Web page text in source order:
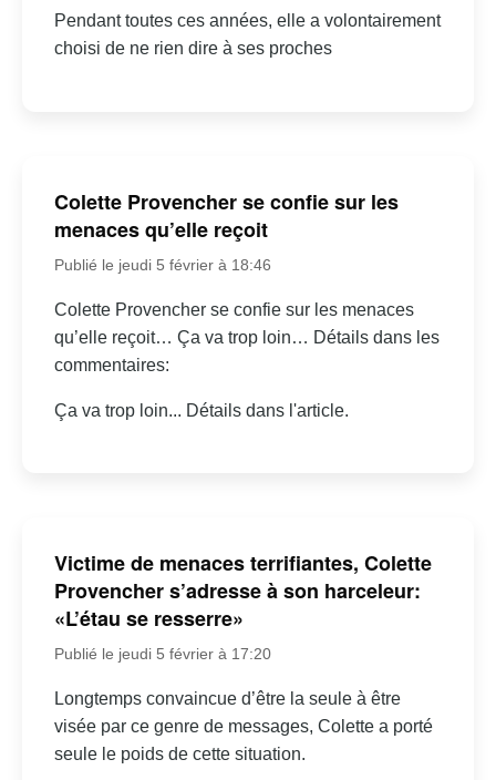
Pendant toutes ces années, elle a volontairement
choisi de ne rien dire à ses proches
Colette Provencher se confie sur les
menaces qu’elle reçoit
Publié le jeudi 5 février à 18:46
Colette Provencher se confie sur les menaces
qu’elle reçoit… Ça va trop loin… Détails dans les
commentaires:
Ça va trop loin... Détails dans l'article.
Victime de menaces terrifiantes, Colette
Provencher s’adresse à son harceleur:
«L’étau se resserre»
Publié le jeudi 5 février à 17:20
Longtemps convaincue d’être la seule à être
visée par ce genre de messages, Colette a porté
seule le poids de cette situation.